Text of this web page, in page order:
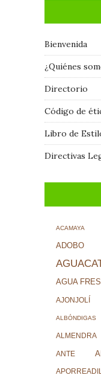
Bienvenida
¿Quiénes
Directorio
Código de
Libro de
Directivas
ACAMAYA
ADOBO
AGUA
AJONJOLÍ
ALBÓNDIGAS
ALMENDRA
ANTE